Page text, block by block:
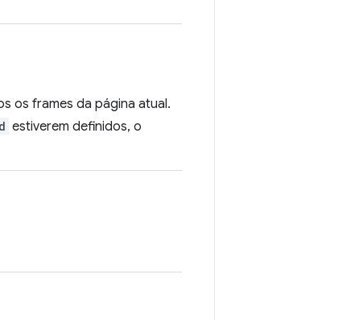
os frames da página atual.
estiverem definidos, o